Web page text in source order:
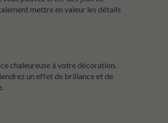
mettre en valeur les détails
chaleureuse à votre décoration.
un effet de brillance et de